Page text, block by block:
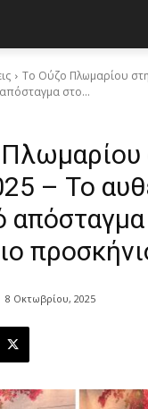
Το Ούζο Πλωμαρίου
απόσταγμα στο...
– Το
8 Οκτωβρίου, 2025